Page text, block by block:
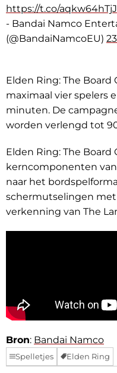
https://t.co/aqkw64hTjJ
- Bandai Namco
(@BandaiNamcoEU)
Elden Ring: The
maximaal vier spelers
minuten. De
worden verlengd tot
Elden Ring: The Board
kerncomponenten
naar het
schermutselingen
verkenning van The
Bron: Bandai Namco
Spelletjes Elden Ring
Facebook